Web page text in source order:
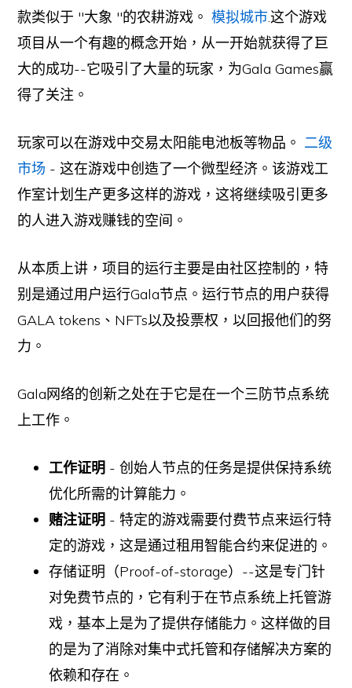
款类似于 "大象 "的农耕游戏。模拟城市.这个游戏
项目从一个有趣的概念开始，从一开始就获得了巨
大的成功--它吸引了大量的玩家，为Gala Games赢
得了关注。
玩家可以在游戏中交易太阳能电池板等物品。 二级
市场 - 这在游戏中创造了一个微型经济。该游戏工
作室计划生产更多这样的游戏，这将继续吸引更多
的人进入游戏赚钱的空间。
从本质上讲，项目的运行主要是由社区控制的，特
别是通过用户运行Gala节点。运行节点的用户获得
GALA tokens、NFTs以及投票权，以回报他们的努
力。
Gala网络的创新之处在于它是在一个三防节点系统
上工作。
工作证明 - 创始人节点的任务是提供保持系统
优化所需的计算能力。
赌注证明 - 特定的游戏需要付费节点来运行特
定的游戏，这是通过租用智能合约来促进的。
存储证明（Proof-of-storage）--这是专门针
对免费节点的，它有利于在节点系统上托管游
戏，基本上是为了提供存储能力。这样做的目
的是为了消除对集中式托管和存储解决方案的
依赖和存在。